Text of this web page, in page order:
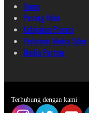
Home
Pasang Iklan
Kebijakan Privasi
Pedoman Media Siber
Media Partner
Terhubung dengan kami